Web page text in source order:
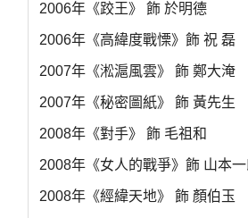
2006年《跤王》 飾 於明德
2006年《高緯度戰慄》飾 祝 磊
2007年《淞滬風雲》 飾 鄭大淹
2007年《秘密圖紙》 飾 黃先生
2008年《對手》 飾 毛祖和
2008年《女人的戰爭》飾 山本一
2008年《經緯天地》 飾 顏伯玉